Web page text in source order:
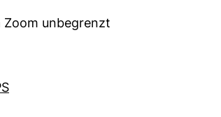
Zoom unbegrenzt
(externer Link, öffnet neues Fenster)